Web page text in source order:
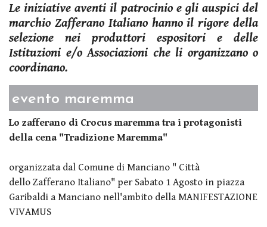
Le iniziative aventi il patrocinio e gli auspici del
marchio Zafferano Italianohanno il rigore della
selezione nei produttori espositori e delle
Istituzioni e/o Associazioni che li organizzano o
coordinano.
evento maremma
Lo zafferano di Crocus maremma tra i protagonisti
della cena "Tradizione Maremma"
organizzata dal Comune di Manciano " Città
dello Zafferano Italiano" per Sabato 1 Agosto in piazza
Garibaldi a Manciano nell'ambito della MANIFESTAZIONE
VIVAMUS